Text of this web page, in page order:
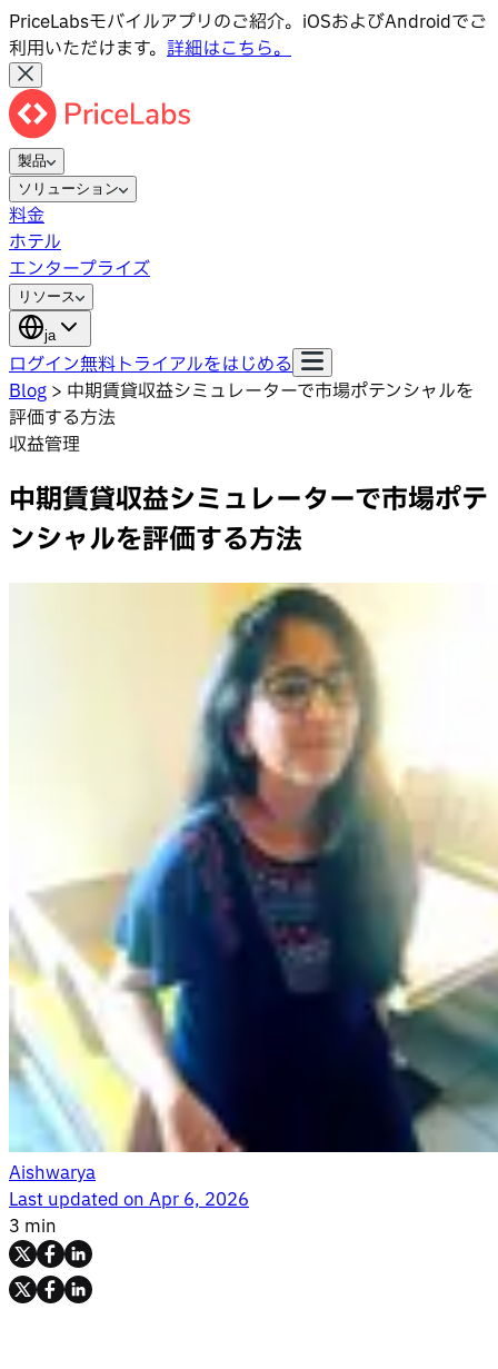
PriceLabsモバイルアプリのご紹介。iOSおよびAndroidでご
利用いただけます。 詳細はこちら。
製品
ソリューション
料金
ホテル
エンタープライズ
リソース
ja
ログイン無料トライアルをはじめる
Blog > 中期賃貸収益シミュレーターで市場ポテンシャルを
評価する方法
収益管理
中期賃貸収益シミュレーターで市場ポテ
ンシャルを評価する方法
Aishwarya
Last updated onApr 6, 2026
3 min